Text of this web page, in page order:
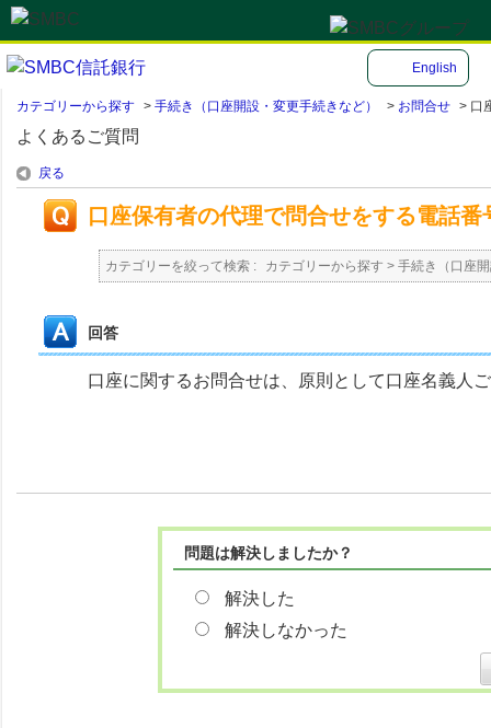
English
カテゴリーから探す > 手続き（口座開設・変更手続きなど） > お問合せ > 口
よくあるご質問
戻る
口座保有者の代理で問合せをする電話番
カテゴリーを絞って検索 : カテゴリーから探す > 手続き（口座
回答
口座に関するお問合せは、原則として口座名義人
問題は解決しましたか？
解決した
解決しなかった